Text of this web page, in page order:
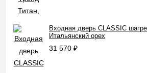
Входная дверь CLASSIC
Итальянский орех
31 570 ₽